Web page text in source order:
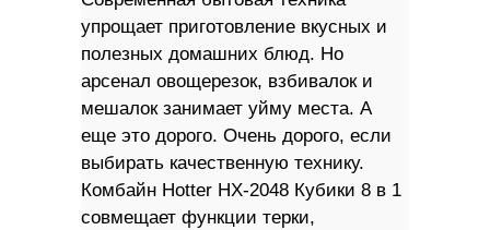
упрощает приготовление вкусных и
полезных домашних блюд. Но
арсенал овощерезок, взбивалок и
мешалок занимает уйму места. А
еще это дорого. Очень дорого, если
выбирать качественную технику.
Комбайн Hotter HX-2048 Кубики 8 в 1
совмещает функции терки,